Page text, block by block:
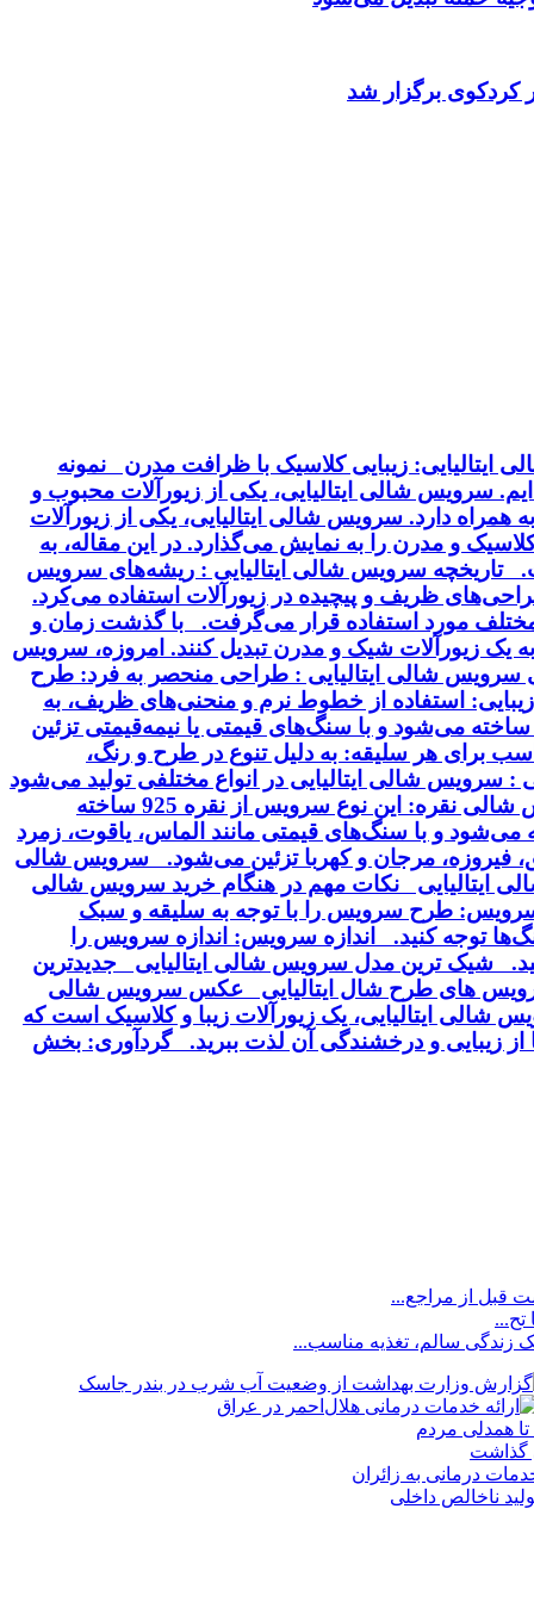
برگزار شد
زیبایی کلاسیک با ظرافت مدرن نمونه
سرویس شالی ایتالیایی، یکی از زیورآلات محبوب و
دارد. سرویس شالی ایتالیایی، یکی از زیورآلات
و مدرن را به نمایش می‌گذارد. در این مقاله، به
تاریخچه سرویس شالی ایتالیایی : ریشه‌های سرویس
ظریف و پیچیده در زیورآلات استفاده می‌کرد.
مختلف مورد استفاده قرار می‌گرفت. با گذشت زمان و
یک زیورآلات شیک و مدرن تبدیل کنند. امروزه، سرویس
سرویس شالی ایتالیایی : طراحی منحصر به فرد: طرح
استفاده از خطوط نرم و منحنی‌های ظریف، به
می‌شود و با سنگ‌های قیمتی یا نیمه‌قیمتی تزئین
برای هر سلیقه: به دلیل تنوع در طرح و رنگ،
شالی ایتالیایی در انواع مختلفی تولید می‌شود
که از نظر جنس، طرح و سنگ‌های تزئینی با هم تفاوت دارند. برخی از انواع رایج این سرویس عبارتند از: سرویس شالی نقره: این نوع سرویس از نقره 925 ساخته
آبکاری می‌شود. سرویس شالی طلا: این سرویس از طلای 18 یا 24 عیار ساخته می‌شود و با سنگ‌های قیمتی مانند الماس، یاقوت، زمرد
فیروزه، مرجان و کهربا تزئین می‌شود. سرویس شالی
ایتالیایی نکات مهم در هنگام خرید سرویس شالی
طرح سرویس را با توجه به سلیقه و سبک
توجه کنید. اندازه سرویس: اندازه سرویس را
شیک ترین مدل سرویس شالی ایتالیایی جدیدترین
های طرح شال ایتالیایی عکس سرویس شالی
ایتالیایی، یک زیورآلات زیبا و کلاسیک است که
زیبایی و درخشندگی آن لذت ببرید. گردآوری: بخش
قبل از مراجع...
تح...
زندگی سالم، تغذیه مناسب...